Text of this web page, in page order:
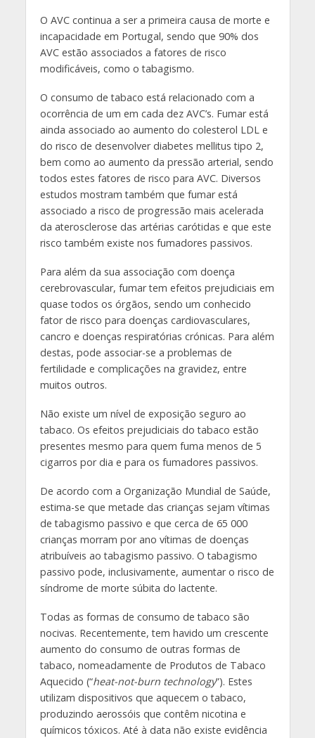
O AVC continua a ser a primeira causa de morte e
incapacidade em Portugal, sendo que 90% dos
AVC estão associados a fatores de risco
modificáveis, como o tabagismo.
O consumo de tabaco está relacionado com a
ocorrência de um em cada dez AVC’s. Fumar está
ainda associado ao aumento do colesterol LDL e
do risco de desenvolver diabetes mellitus tipo 2,
bem como ao aumento da pressão arterial, sendo
todos estes fatores de risco para AVC. Diversos
estudos mostram também que fumar está
associado a risco de progressão mais acelerada
da aterosclerose das artérias carótidas e que este
risco também existe nos fumadores passivos.
Para além da sua associação com doença
cerebrovascular, fumar tem efeitos prejudiciais em
quase todos os órgãos, sendo um conhecido
fator de risco para doenças cardiovasculares,
cancro e doenças respiratórias crónicas. Para além
destas, pode associar-se a problemas de
fertilidade e complicações na gravidez, entre
muitos outros.
Não existe um nível de exposição seguro ao
tabaco. Os efeitos prejudiciais do tabaco estão
presentes mesmo para quem fuma menos de 5
cigarros por dia e para os fumadores passivos.
De acordo com a Organização Mundial de Saúde,
estima-se que metade das crianças sejam vítimas
de tabagismo passivo e que cerca de 65 000
crianças morram por ano vítimas de doenças
atribuíveis ao tabagismo passivo. O tabagismo
passivo pode, inclusivamente, aumentar o risco de
síndrome de morte súbita do lactente.
Todas as formas de consumo de tabaco são
nocivas. Recentemente, tem havido um crescente
aumento do consumo de outras formas de
tabaco, nomeadamente de Produtos de Tabaco
Aquecido (“heat-not-burn technology”). Estes
utilizam dispositivos que aquecem o tabaco,
produzindo aerossóis que contêm nicotina e
químicos tóxicos. Até à data não existe evidência